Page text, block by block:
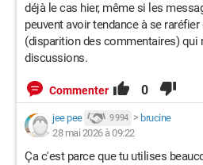
déjà le cas hier, même si les
peuvent avoir tendance à se
(disparition des commentaires) qui
discussions.
Commenter 0
jee pee 9 994 > brucine
28 mai 2026 à 09:22
Ça c'est parce que tu utilises